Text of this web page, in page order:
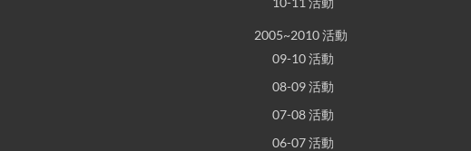
2005~2010 活動
09-10 活動
08-09 活動
07-08 活動
06-07 活動